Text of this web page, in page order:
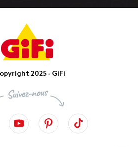
2025 - GiFi